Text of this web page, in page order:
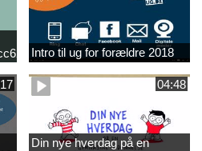
Intro til ug for forældre 2018
04:48
Din nye hverdag på en